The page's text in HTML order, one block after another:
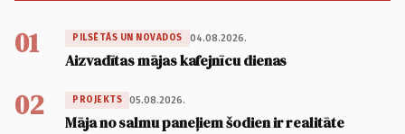
01 PILSĒTĀS UN NOVADOS 04.08.2026.
Aizvadītas mājas kafejnīcu dienas
02 PROJEKTS 05.08.2026.
Māja no salmu paneļiem šodien ir realitāte